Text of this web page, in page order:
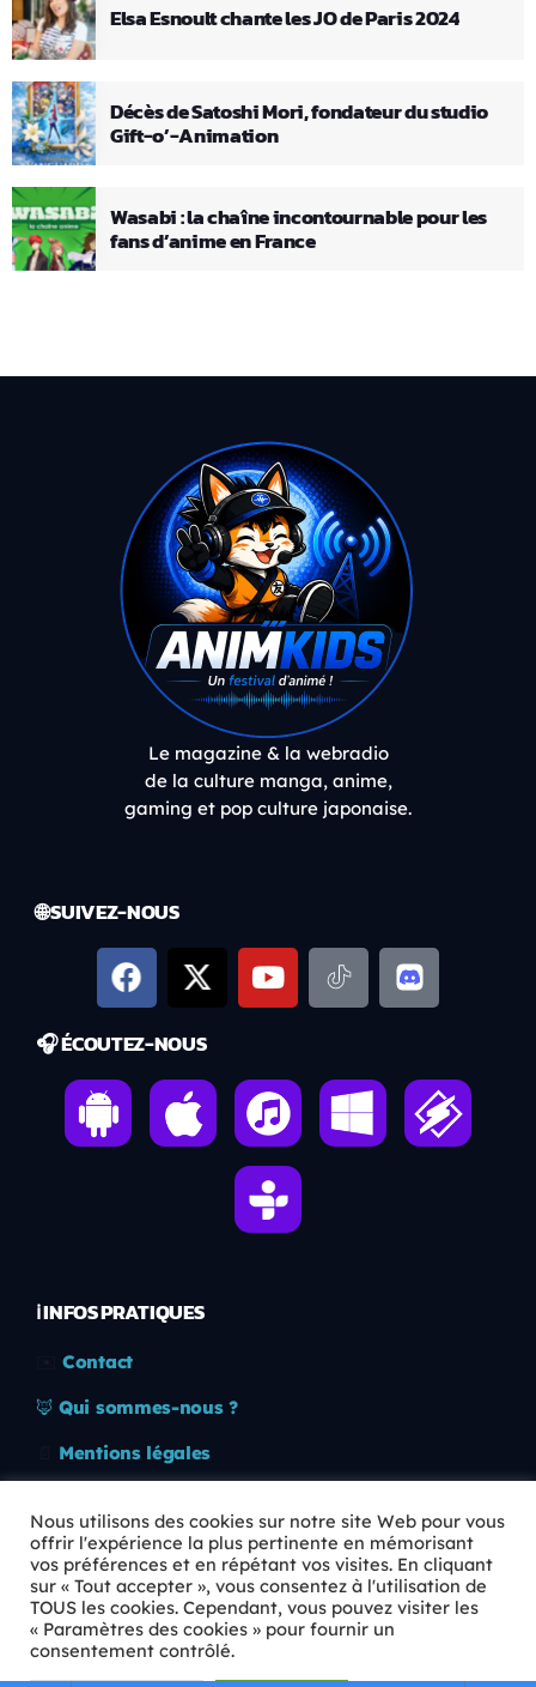
Elsa Esnoult chante les JO de Paris 2024
Décès de Satoshi Mori, fondateur du studio
Gift-o’-Animation
Wasabi : la chaîne incontournable pour les
fans d’anime en France
Le magazine & la webradio
de la culture manga, anime,
gaming et pop culture japonaise.
🌐 SUIVEZ-NOUS
🎧 ÉCOUTEZ-NOUS
ℹ️ INFOS PRATIQUES
Contact
🦊 Qui sommes-nous ?
Mentions légales
🛡️ RGPD
Copyright © 2026 Animkids. Tous droits réservés.
Nous utilisons des cookies sur notre site Web pour vous
offrir l'expérience la plus pertinente en mémorisant
vos préférences et en répétant vos visites. En cliquant
sur « Tout accepter », vous consentez à l'utilisation de
TOUS les cookies. Cependant, vous pouvez visiter les
« Paramètres des cookies » pour fournir un
consentement contrôlé.